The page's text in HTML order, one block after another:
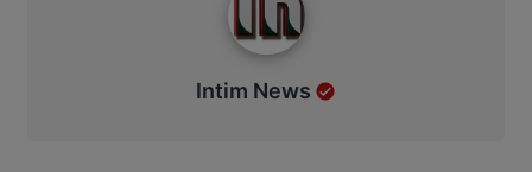
Intim News